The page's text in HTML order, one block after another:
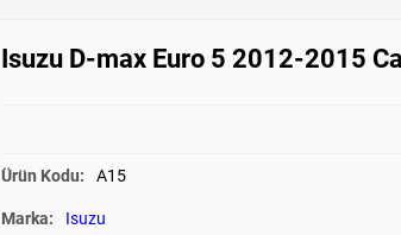
Isuzu D-max Euro 5 2012-2015
Ürün Kodu: A15
Marka: Isuzu